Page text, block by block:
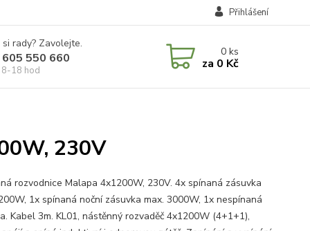
Přihlášení
rady? Zavolejte.
550 660
8-18 hod
0ks
za 0 Kč
230V
rozvodnice Malapa 4x1200W, 230V. 4x spínaná zásuvka
1x spínaná noční zásuvka max. 3000W, 1x nespínaná
Kabel 3m. KL01, nástěnný rozvaděč 4x1200W (4+1+1),